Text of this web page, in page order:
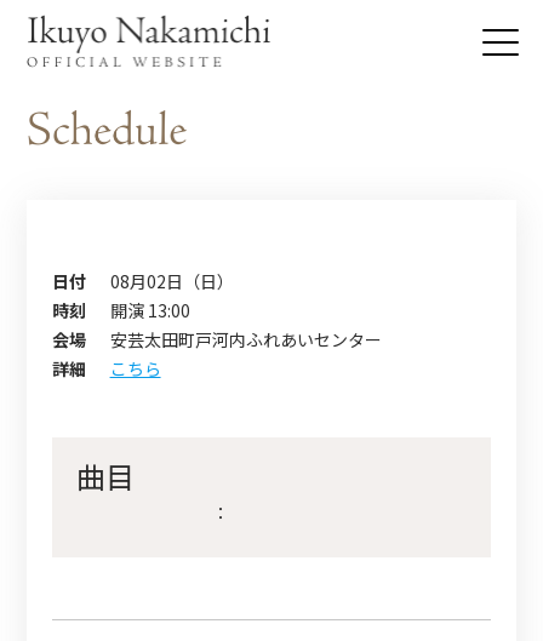
日付
08月02日（日）
時刻
開演 13:00
会場
安芸太田町戸河内ふれあいセンター
詳細
こちら
曲目
：